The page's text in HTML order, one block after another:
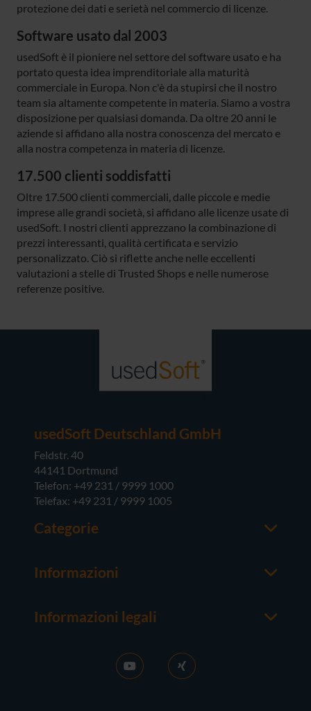
protezione dei dati e serietà nel commercio di licenze.
Software usato dal 2003
usedSoft è il pioniere nel settore del software usato e ha
portato questa idea imprenditoriale alla maturità
commerciale in Europa. Non c'è da stupirsi che il nostro
team sia altamente competente in materia. Siamo a vostra
disposizione per qualsiasi domanda. Da oltre 20 anni le
aziende si affidano alla nostra conoscenza del mercato e
alla nostra competenza in materia di licenze.
17.500 clienti soddisfatti
Oltre 17.500 clienti commerciali, dalle piccole e medie
imprese alle grandi società, si affidano alle licenze usate di
usedSoft. I nostri clienti apprezzano la combinazione di
prezzi interessanti, qualità certificata e servizio
personalizzato. Ciò si riflette anche nelle eccellenti
valutazioni a stelle di Trusted Shops e nelle numerose
referenze positive.
usedSoft Deutschland GmbH
Feldstr. 40
44141 Dortmund
Telefon: +49 231 / 9999 1000
Telefax: +49 231 / 9999 1005
Categorie
M365
Server
Hardware
Informazioni
Chi siamo
Buono a sapersi
Informazioni legali
Condizioni generali
CG del contratto di acquisto